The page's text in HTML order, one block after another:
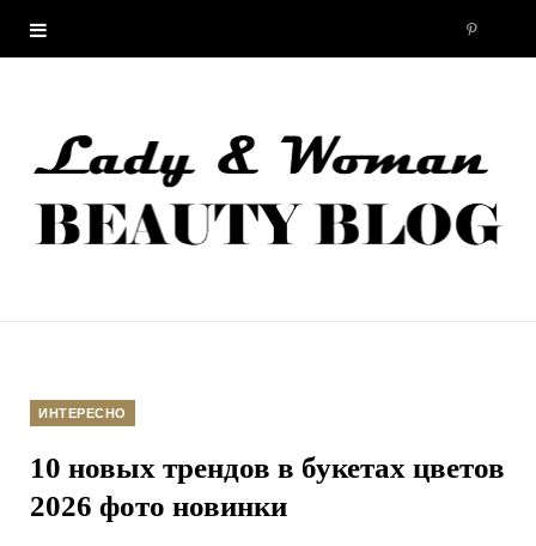
P
t
ИНТЕРЕСНО
10 новых трендов в букетах цветов
2026 фото новинки